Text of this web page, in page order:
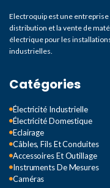
Electroquip est une entreprise
distribution et la vente de
électrique pour les
industrielles.
Catégories
Électricité Industrielle
Électricité Domestique
Eclairage
Câbles, Fils Et Conduites
Accessoires Et Outillage
Instruments De Mesures
Caméras